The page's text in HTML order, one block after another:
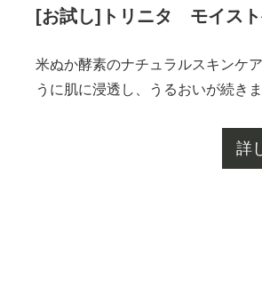
[お試し]トリニタ モイス
米ぬか酵素のナチュラルスキンケ
うに肌に浸透し、うるおいが続き
詳